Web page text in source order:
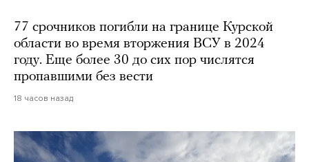
77 срочников погибли на границе Курской
области во время вторжения ВСУ в 2024
году. Еще более 30 до сих пор числятся
пропавшими без вести
18 часов назад